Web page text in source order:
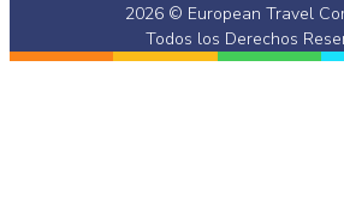
2026 © European Travel
Todos los Derechos